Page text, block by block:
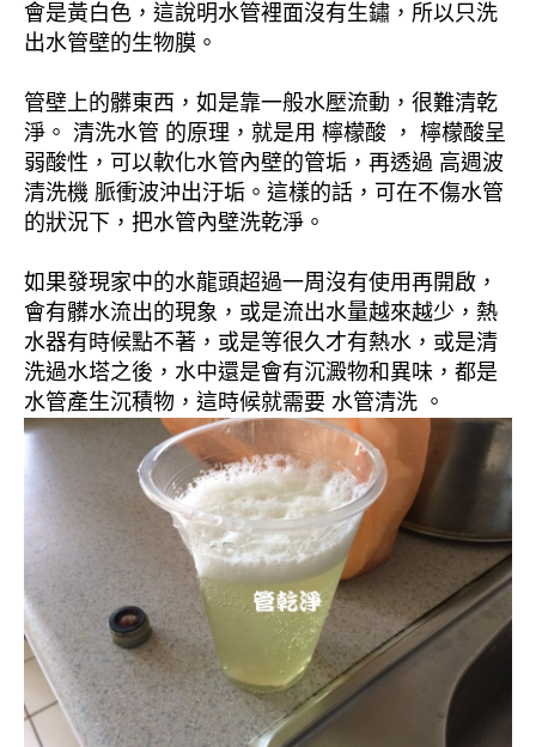
會是黃白色，這說明水管裡面沒有生鏽，所以只洗
出水管壁的生物膜。
管壁上的髒東西，如是靠一般水壓流動，很難清乾
淨。 清洗水管 的原理，就是用 檸檬酸 ， 檸檬酸呈
弱酸性，可以軟化水管內壁的管垢，再透過 高週波
清洗機 脈衝波沖出汙垢。這樣的話，可在不傷水管
的狀況下，把水管內壁洗乾淨。
如果發現家中的水龍頭超過一周沒有使用再開啟，
會有髒水流出的現象，或是流出水量越來越少，熱
水器有時候點不著，或是等很久才有熱水，或是清
洗過水塔之後，水中還是會有沉澱物和異味，都是
水管產生沉積物，這時候就需要 水管清洗 。